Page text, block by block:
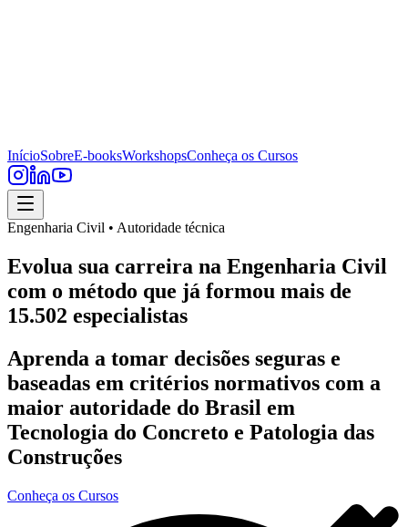
InícioSobreE-booksWorkshopsConheça os Cursos
Engenharia Civil • Autoridade técnica
Evolua sua carreira na Engenharia Civil
com o método que já formou mais de
15.502 especialistas
Aprenda a tomar decisões seguras e
baseadas em critérios normativos com a
maior autoridade do Brasil em
Tecnologia do Concreto e Patologia das
Construções
Conheça os Cursos